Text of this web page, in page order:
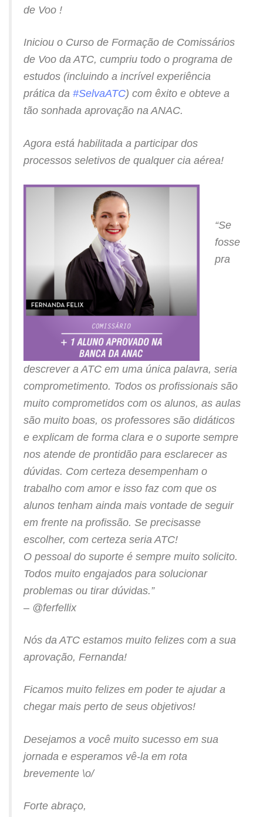
de Voo !
Iniciou o Curso de Formação de Comissários
de Voo da ATC, cumpriu todo o programa de
estudos (incluindo a incrível experiência
prática da #SelvaATC) com êxito e obteve a
tão sonhada aprovação na ANAC.
Agora está habilitada a participar dos
processos seletivos de qualquer cia aérea!
“Se
fosse
pra
descrever a ATC em uma única palavra, seria
comprometimento. Todos os profissionais são
muito comprometidos com os alunos, as aulas
são muito boas, os professores são didáticos
e explicam de forma clara e o suporte sempre
nos atende de prontidão para esclarecer as
dúvidas. Com certeza desempenham o
trabalho com amor e isso faz com que os
alunos tenham ainda mais vontade de seguir
em frente na profissão. Se precisasse
escolher, com certeza seria ATC!
O pessoal do suporte é sempre muito solicito.
Todos muito engajados para solucionar
problemas ou tirar dúvidas.”
– @ferfellix
Nós da ATC estamos muito felizes com a sua
aprovação, Fernanda!
Ficamos muito felizes em poder te ajudar a
chegar mais perto de seus objetivos!
Desejamos a você muito sucesso em sua
jornada e esperamos vê-la em rota
brevemente \o/
Forte abraço,